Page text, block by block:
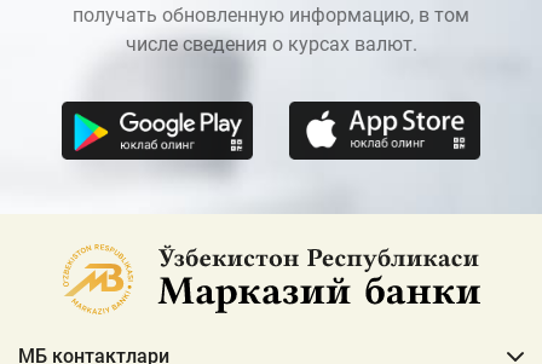
получать обновленную информацию, в том
числе сведения о курсах валют.
МБ контактлари